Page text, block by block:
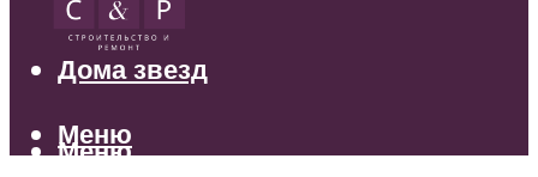
Свет
Дома звезд
Меню
Меню